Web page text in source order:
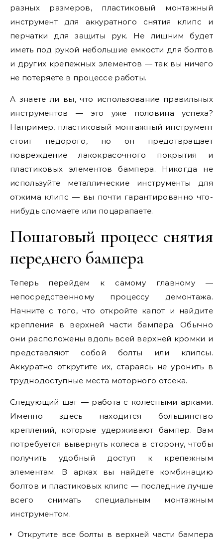
разных размеров, пластиковый монтажный
инструмент для аккуратного снятия клипс и
перчатки для защиты рук. Не лишним будет
иметь под рукой небольшие емкости для болтов
и других крепежных элементов — так вы ничего
не потеряете в процессе работы.
А знаете ли вы, что использование правильных
инструментов — это уже половина успеха?
Например, пластиковый монтажный инструмент
стоит недорого, но он предотвращает
повреждение лакокрасочного покрытия и
пластиковых элементов бампера. Никогда не
используйте металлические инструменты для
отжима клипс — вы почти гарантированно что-
нибудь сломаете или поцарапаете.
Пошаговый процесс снятия
переднего бампера
Теперь перейдем к самому главному —
непосредственному процессу демонтажа.
Начните с того, что откройте капот и найдите
крепления в верхней части бампера. Обычно
они расположены вдоль всей верхней кромки и
представляют собой болты или клипсы.
Аккуратно открутите их, стараясь не уронить в
труднодоступные места моторного отсека.
Следующий шаг — работа с колесными арками.
Именно здесь находится большинство
креплений, которые удерживают бампер. Вам
потребуется вывернуть колеса в сторону, чтобы
получить удобный доступ к крепежным
элементам. В арках вы найдете комбинацию
болтов и пластиковых клипс — последние лучше
всего снимать специальным монтажным
инструментом.
Открутите все болты в верхней части бампера